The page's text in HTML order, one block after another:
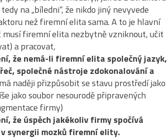
na „bíledni“, že nikdo jiný nevyvede
než firemní elita sama. A to je hlavní
musí firemní elita nezbytně vzniknout, učit
a pracovat,
že nemá-li firemní elita společný jazyk,
společné nástroje zdokonalování a
naději přizpůsobit se stavu prostředí jako
jako soubor nesourodě připravených
firmy)
že úspěch jakékoliv firmy spočívá
synergii mozků firemní elity.